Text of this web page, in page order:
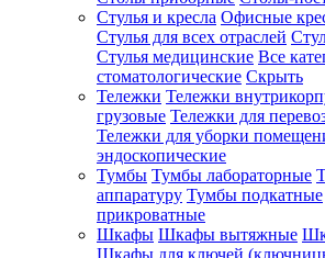
Стулья и кресла Офисные
Стулья для всех отраслей
Стулья медицинские Все
стоматологические Скрыть
Тележки Тележки
грузовые Тележки для
Тележки для уборки
эндоскопические
Тумбы Тумбы лабораторные
аппаратуру Тумбы подкатные
прикроватные
Шкафы Шкафы вытяжные
Шкафы для ключей